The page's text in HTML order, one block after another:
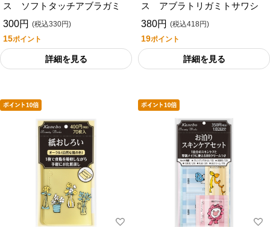
ス ソフトタッチアブラガミ
300円 (税込330円)
15ポイント
詳細を見る
ス アブラトリガミトサワシ
380円 (税込418円)
19ポイント
詳細を見る